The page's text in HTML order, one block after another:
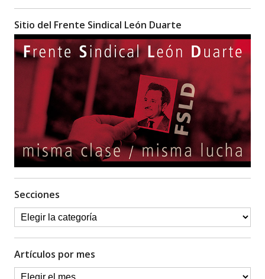
Sitio del Frente Sindical León Duarte
Secciones
Artículos por mes